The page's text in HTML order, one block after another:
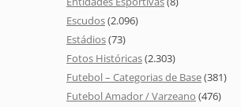
Escudos(2.096)
Estádios(73)
Fotos Históricas(2.303)
Futebol – Categorias de Base(381)
Futebol Amador / Varzeano (476)